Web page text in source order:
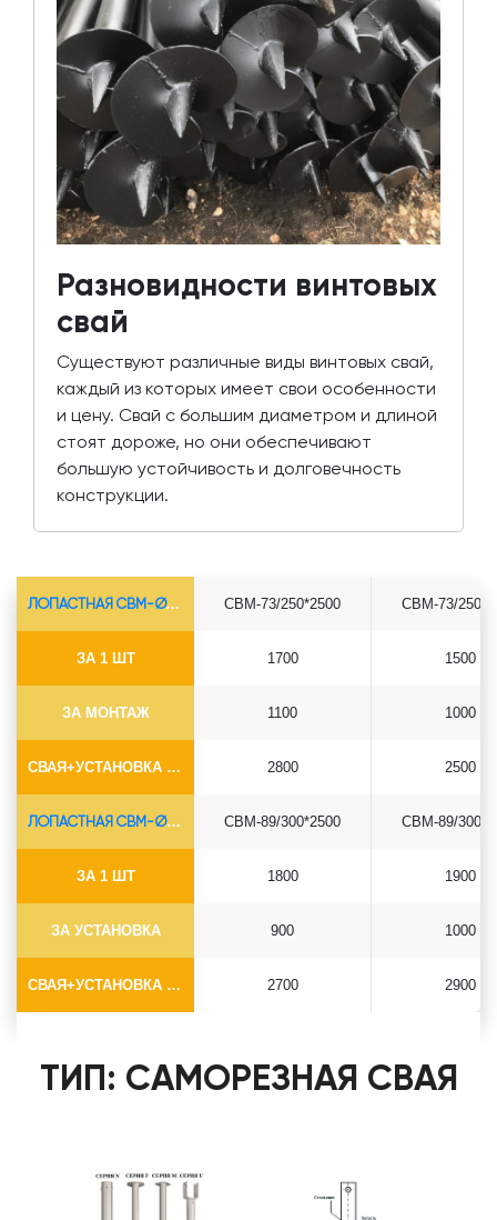
Разновидности винтовых
свай
Существуют различные виды винтовых свай,
каждый из которых имеет свои особенности
и цену. Свай с большим диаметром и длиной
стоят дороже, но они обеспечивают
большую устойчивость и долговечность
конструкции.
ЛОПАСТНАЯ СВМ-Ø73*5.5
ЗА 1 ШТ
ЗА МОНТАЖ
СВАЯ+УСТАНОВКА (БЕЗ ОГОЛОВКА)
СВМ-73/250*2500
1700
1100
2800
СВМ-73/
1500
1000
2500
ЛОПАСТНАЯ СВМ-Ø89*6.5
ЗА 1 ШТ
ЗА УСТАНОВКА
СВАЯ+УСТАНОВКА (БЕЗ ОГОЛОВКА)
СВМ-89/300*2500
1800
900
2700
СВМ-89/
1900
1000
2900
ТИП: САМОРЕЗНАЯ СВАЯ